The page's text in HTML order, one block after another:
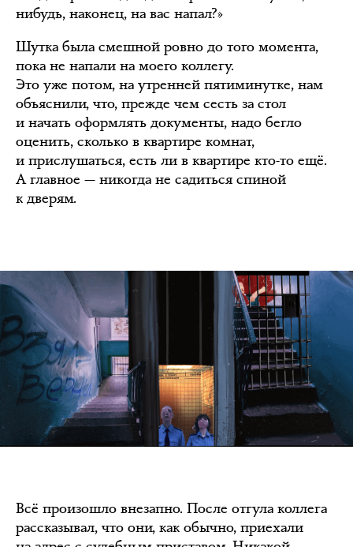
нибудь, наконец, на вас напал?»
Шутка была смешной ровно до того момента,
пока не напали на моего коллегу.
Это уже потом, на утренней пятиминутке, нам
объяснили, что, прежде чем сесть за стол
и начать оформлять документы, надо бегло
оценить, сколько в квартире комнат,
и прислушаться, есть ли в квартире кто-то ещё.
А главное — никогда не садиться спиной
к дверям.
Всё произошло внезапно. После отгула коллега
рассказывал, что они, как обычно, приехали